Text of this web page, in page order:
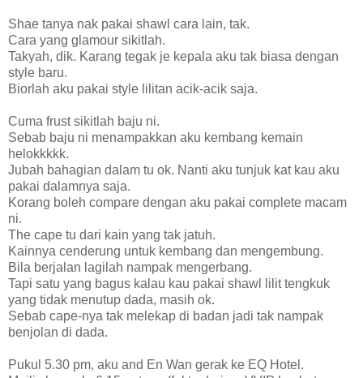
Shae tanya nak pakai shawl cara lain, tak.
Cara yang glamour sikitlah.
Takyah, dik. Karang tegak je kepala aku tak biasa dengan
style baru.
Biorlah aku pakai style lilitan acik-acik saja.
Cuma frust sikitlah baju ni.
Sebab baju ni menampakkan aku kembang kemain
helokkkkk.
Jubah bahagian dalam tu ok. Nanti aku tunjuk kat kau aku
pakai dalamnya saja.
Korang boleh compare dengan aku pakai complete macam
ni.
The cape tu dari kain yang tak jatuh.
Kainnya cenderung untuk kembang dan mengembung.
Bila berjalan lagilah nampak mengerbang.
Tapi satu yang bagus kalau kau pakai shawl lilit tengkuk
yang tidak menutup dada, masih ok.
Sebab cape-nya tak melekap di badan jadi tak nampak
benjolan di dada.
Pukul 5.30 pm, aku and En Wan gerak ke EQ Hotel.